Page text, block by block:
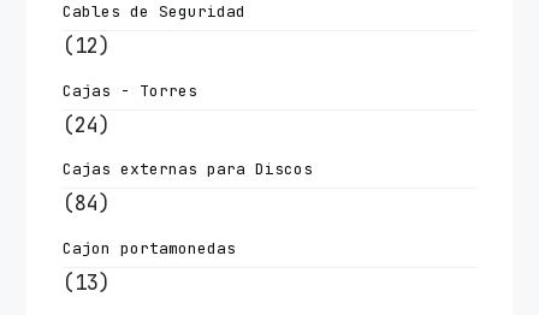
Cables de Seguridad
(12)
Cajas - Torres
(24)
Cajas externas para Discos
(84)
Cajon portamonedas
(13)